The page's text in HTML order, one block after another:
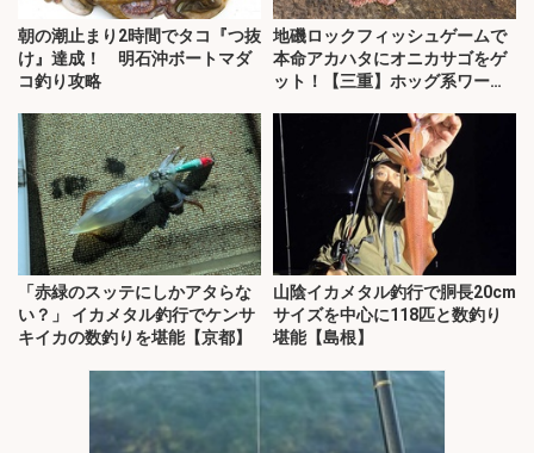
朝の潮止まり2時間でタコ『つ抜
け』達成！ 明石沖ボートマダ
コ釣り攻略
地磯ロックフィッシュゲームで
本命アカハタにオニカサゴをゲ
ット！【三重】ホッグ系ワーム
「赤緑のスッテにしかアタらな
い？」 イカメタル釣行でケンサ
キイカの数釣りを堪能【京都】
山陰イカメタル釣行で胴長20cm
サイズを中心に118匹と数釣り
堪能【島根】